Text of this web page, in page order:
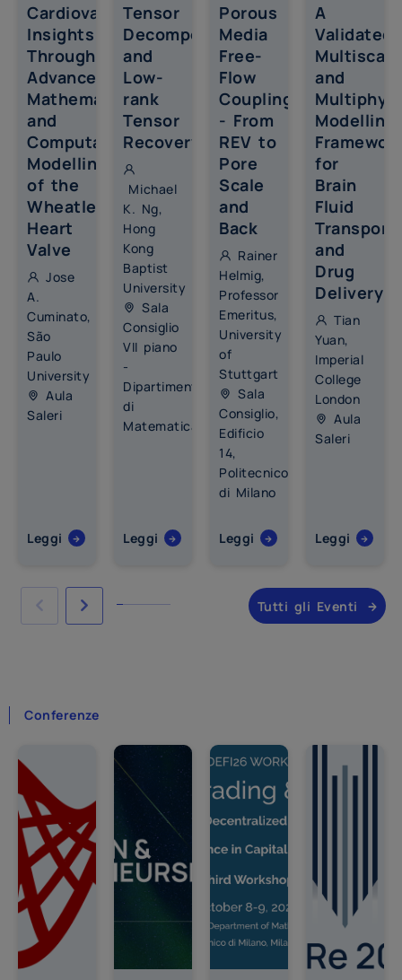
Cardiovascular
Insights
Through
Advanced
Mathematical
and
Computational
Modelling
of the
Wheatley
Heart
Valve
Jose
A.
Cuminato,
São
Paulo
University
Aula
Saleri
Leggi
Tensor
Decompositions
and
Low-
rank
Tensor
Recovery
Michael
K. Ng,
Hong
Kong
Baptist
University
Sala
Consiglio
VII piano
-
Dipartimento
di
Matematica
Leggi
Porous
Media
Free-
Flow
Coupling
- From
REV to
Pore
Scale
and
Back
Rainer
Helmig,
Professor
Emeritus,
University
of
Stuttgart
Sala
Consiglio,
Edificio
14,
Politecnico
di Milano
Leggi
A
Validated
Multiscale
and
Modelling
for
Brain
Fluid
Transport
and
Drug
Delivery
Tian
Yuan,
Imperial
College
London
Aula
Saleri
Leggi
Tutti gli Eventi
Conferenze
Impostazioni privacy
Questo sito utilizza cookie tecnici necessari e,
previo consenso, Google Analytics 4 per statistiche
aggregate sull'utilizzo del sito. Cookie Policy